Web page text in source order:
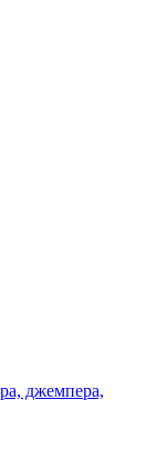
джемпера,